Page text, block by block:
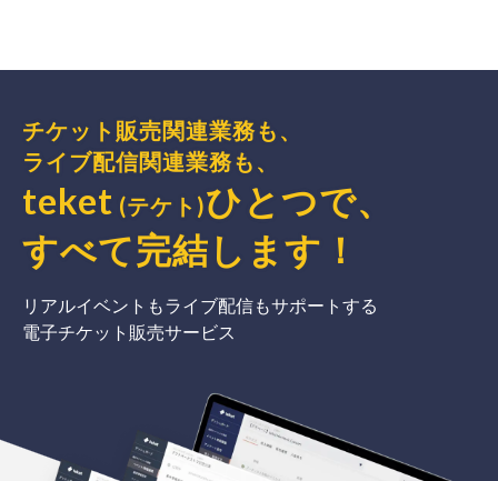
チケット販売関連業務も、
ライブ配信関連業務も、
teket (テケト)ひとつで、
すべて完結 します ！
リアルイベントもライブ配信もサポートする
電子チケット販売サービス